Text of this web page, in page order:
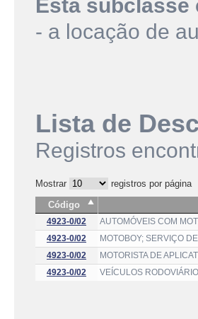
Esta subclasse
- a locação de
Lista de
Registros
Mostrar
registros por página
Código
4923-0/02
AUTOMÓVEIS COM
4923-0/02
MOTOBOY; SERVIÇO
4923-0/02
MOTORISTA DE
4923-0/02
VEÍCULOS